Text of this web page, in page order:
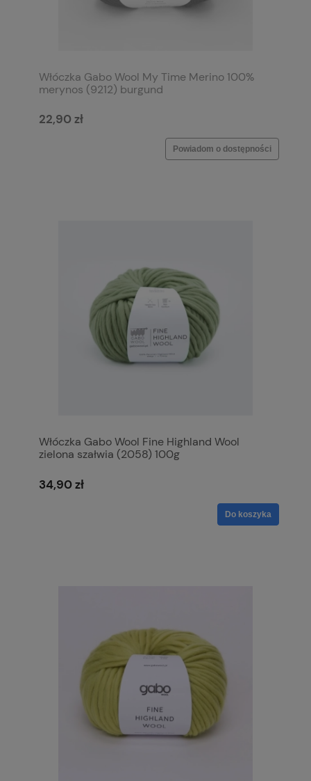
Włóczka Gabo Wool My Time Merino 100%
merynos (9212) burgund
22,90 zł
Powiadom o dostępności
Włóczka Gabo Wool Fine Highland Wool
zielona szałwia (2058) 100g
34,90 zł
Do koszyka